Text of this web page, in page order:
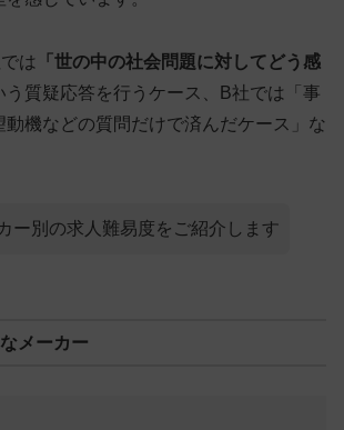
は
「世の中の社会問題に対してどう感
う質疑応答を行うケース、B社では「事
動機などの質問だけで済んだケース」な
ー別の求人難易度をご紹介します
メーカー